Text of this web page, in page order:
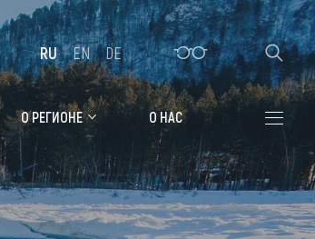
Алтайская зимовка
Где остановиться
Санатории
О РЕГИОНЕ О НАС
RU EN DE